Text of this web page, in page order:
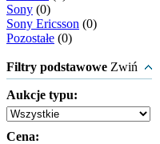
Sony (0)
Sony Ericsson (0)
Pozostałe (0)
Filtry podstawowe Zwiń
Aukcje typu:
Cena: